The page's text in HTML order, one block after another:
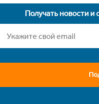
Получать новости